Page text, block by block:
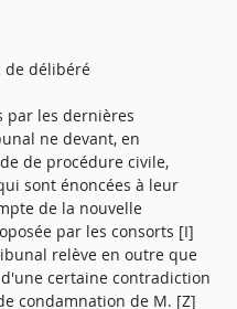
de délibéré
par les dernières
ne devant, en
de procédure civile,
sont énoncées à leur
de la nouvelle
par les consorts [I]
relève en outre que
certaine contradiction
condamnation de M. [Z]